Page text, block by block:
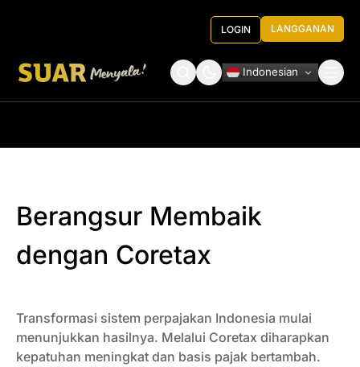
LOGIN LANGGANAN
Indonesian
Berangsur Membaik
dengan Coretax
Transformasi sistem perpajakan Indonesia mulai
menunjukkan hasilnya. Melalui Coretax diharapkan
kepatuhan meningkat dan basis pajak bertambah.